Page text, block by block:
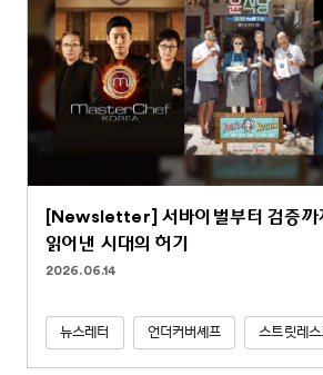
[Newsletter] 서바이벌부터 검증까
읽어낸 시대의 허기
2026.06.14
뉴스레터 언더커버셰프 스트릿레